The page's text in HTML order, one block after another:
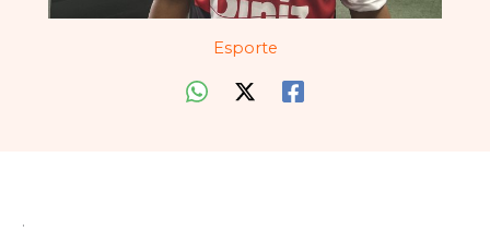
Esporte